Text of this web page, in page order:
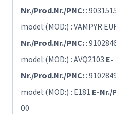
Nr./Prod.Nr./PNC::
model:(MOD:) : VAMPYR
Nr./Prod.Nr./PNC::
model:(MOD:) : AVQ2103 E-
Nr./Prod.Nr./PNC::
model:(MOD:) : E181 E-Nr./
00